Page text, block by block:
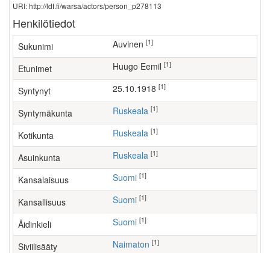
URI: http://ldf.fi/warsa/actors/person_p278113
Henkilötiedot
Sukunimi Auvinen [1]
Etunimet Huugo Eemil [1]
Syntynyt 25.10.1918 [1]
Syntymäkunta Ruskeala [1]
Kotikunta Ruskeala [1]
Asuinkunta Ruskeala [1]
Kansalaisuus Suomi [1]
Kansallisuus Suomi [1]
Äidinkieli Suomi [1]
Siviilisääty Naimaton [1]